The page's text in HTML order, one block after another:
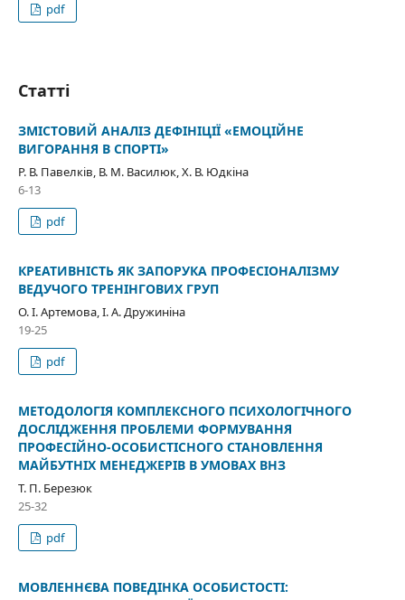
pdf
Статті
ЗМІСТОВИЙ АНАЛІЗ ДЕФІНІЦІЇ «ЕМОЦІЙНЕ
ВИГОРАННЯ В СПОРТІ»
Р. В. Павелків, В. М. Василюк, Х. В. Юдкіна
6-13
pdf
КРЕАТИВНІСТЬ ЯК ЗАПОРУКА ПРОФЕСІОНАЛІЗМУ
ВЕДУЧОГО ТРЕНІНГОВИХ ГРУП
О. І. Артемова, І. А. Дружиніна
19-25
pdf
МЕТОДОЛОГІЯ КОМПЛЕКСНОГО ПСИХОЛОГІЧНОГО
ДОСЛІДЖЕННЯ ПРОБЛЕМИ ФОРМУВАННЯ
ПРОФЕСІЙНО-ОСОБИСТІСНОГО СТАНОВЛЕННЯ
МАЙБУТНІХ МЕНЕДЖЕРІВ В УМОВАХ ВНЗ
Т. П. Березюк
25-32
pdf
МОВЛЕННЄВА ПОВЕДІНКА ОСОБИСТОСТІ: